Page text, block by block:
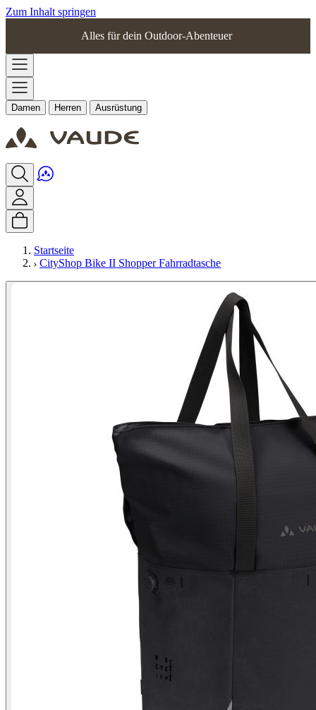
Zum Inhalt springen
Alles für dein Outdoor-Abenteuer
Damen Herren Ausrüstung
Startseite
CityShop Bike II Shopper Fahrradtasche